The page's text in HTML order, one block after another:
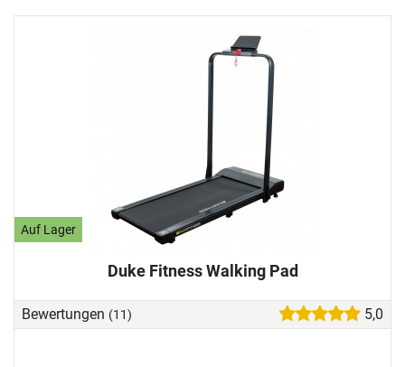
Auf Lager
Duke Fitness Walking Pad
Bewertungen (11) 5,0